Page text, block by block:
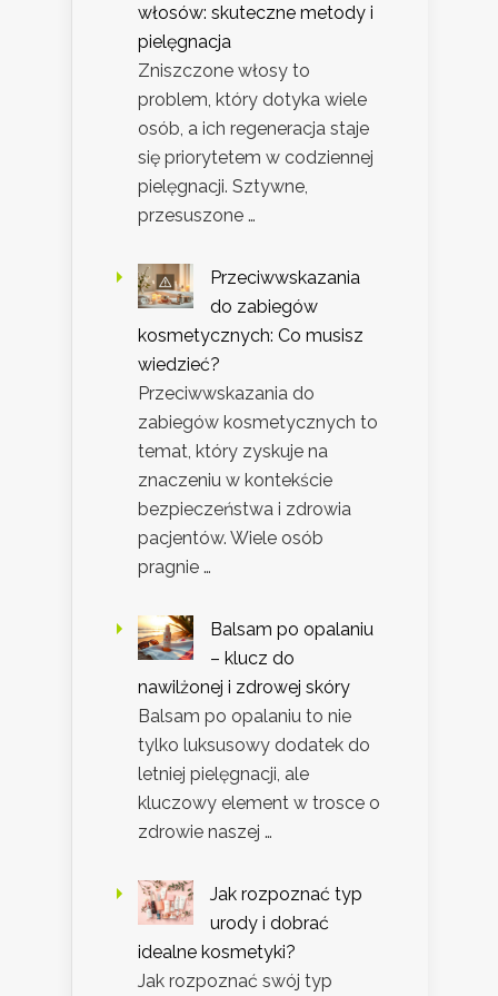
włosów: skuteczne metody i
pielęgnacja
Zniszczone włosy to
problem, który dotyka wiele
osób, a ich regeneracja staje
się priorytetem w codziennej
pielęgnacji. Sztywne,
przesuszone …
Przeciwwskazania
do zabiegów
kosmetycznych: Co musisz
wiedzieć?
Przeciwwskazania do
zabiegów kosmetycznych to
temat, który zyskuje na
znaczeniu w kontekście
bezpieczeństwa i zdrowia
pacjentów. Wiele osób
pragnie …
Balsam po opalaniu
– klucz do
nawilżonej i zdrowej skóry
Balsam po opalaniu to nie
tylko luksusowy dodatek do
letniej pielęgnacji, ale
kluczowy element w trosce o
zdrowie naszej …
Jak rozpoznać typ
urody i dobrać
idealne kosmetyki?
Jak rozpoznać swój typ